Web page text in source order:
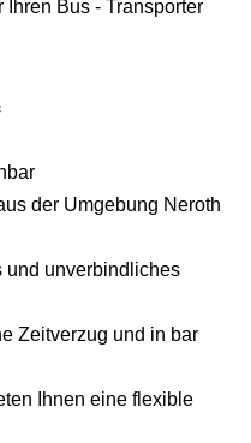
Ihren Bus - Transporter
der Umgebung Neroth
und unverbindliches
Zeitverzug und in bar
Ihnen eine flexible